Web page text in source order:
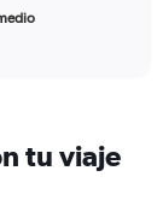
tu viaje